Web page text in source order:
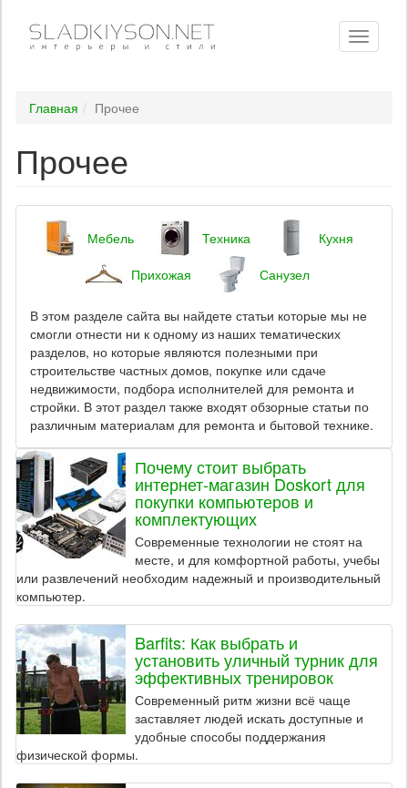
Toggle
Главная Прочее
Прочее
Мебель Техника
Кухня
Прихожая
Санузел
В этом разделе сайта вы найдете статьи которые мы не
смогли отнести ни к одному из наших тематических
разделов, но которые являются полезными при
строительстве частных домов, покупке или сдаче
недвижимости, подбора исполнителей для ремонта и
стройки. В этот раздел также входят обзорные статьи по
различным материалам для ремонта и бытовой технике.
Почему стоит выбрать
интернет-магазин Doskort для
покупки компьютеров и
комплектующих
Современные технологии не стоят на
месте, и для комфортной работы, учебы
или развлечений необходим надежный и производительный
компьютер.
Barfits: Как выбрать и
установить уличный турник для
эффективных тренировок
Современный ритм жизни всё чаще
заставляет людей искать доступные и
удобные способы поддержания
физической формы.